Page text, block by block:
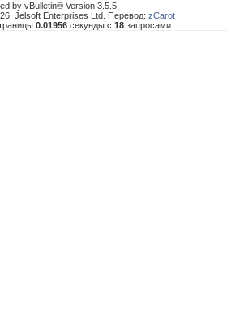
by vBulletin® Version 3.5.5
Jelsoft Enterprises Ltd. Перевод: zCarot
0.01956 секунды с 18 запросами